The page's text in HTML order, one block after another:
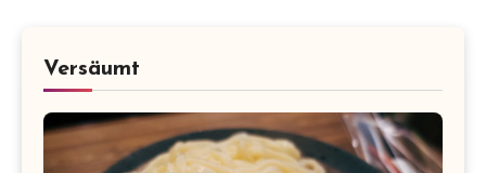
Versäumt